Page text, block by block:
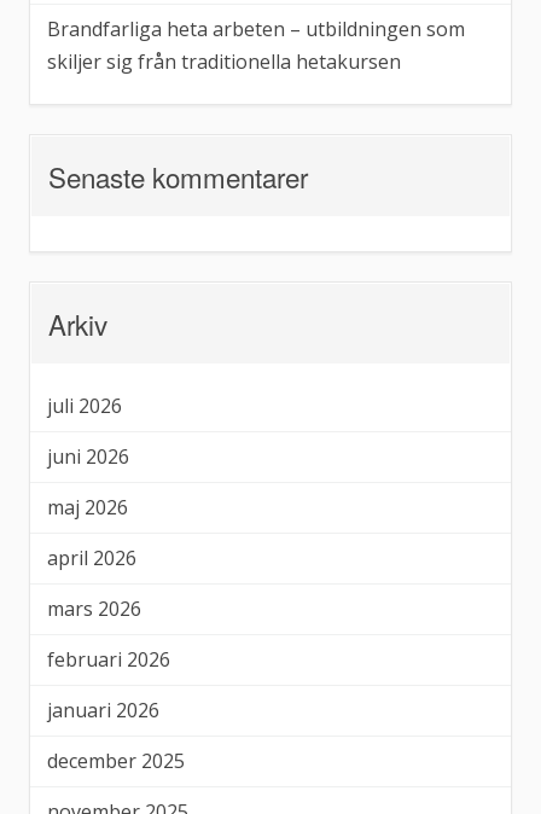
Brandfarliga heta arbeten – utbildningen som
skiljer sig från traditionella hetakursen
Senaste kommentarer
Arkiv
juli 2026
juni 2026
maj 2026
april 2026
mars 2026
februari 2026
januari 2026
december 2025